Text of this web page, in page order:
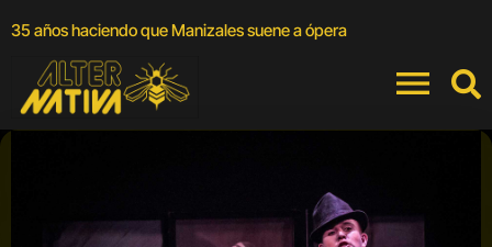
35 años haciendo que Manizales suene a ópera